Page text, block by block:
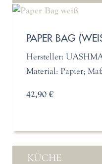
PAPER BAG
Hersteller:
Material: Papier;
42,90 €
KÜCHE